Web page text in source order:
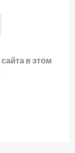
в этом